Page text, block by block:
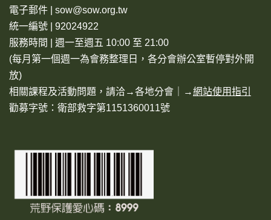
電子郵件 | sow@sow.org.tw
統一編號 | 92024922
服務時間 | 週一至週五 10:00 至 21:00
(每月第一個週一為會務整理日，各分會辦公室暫停對外開
放)
相關課程及活動問題，請洽→各地分會 ｜→網站使用指引
勸募字號：衛部救字第1151360011號